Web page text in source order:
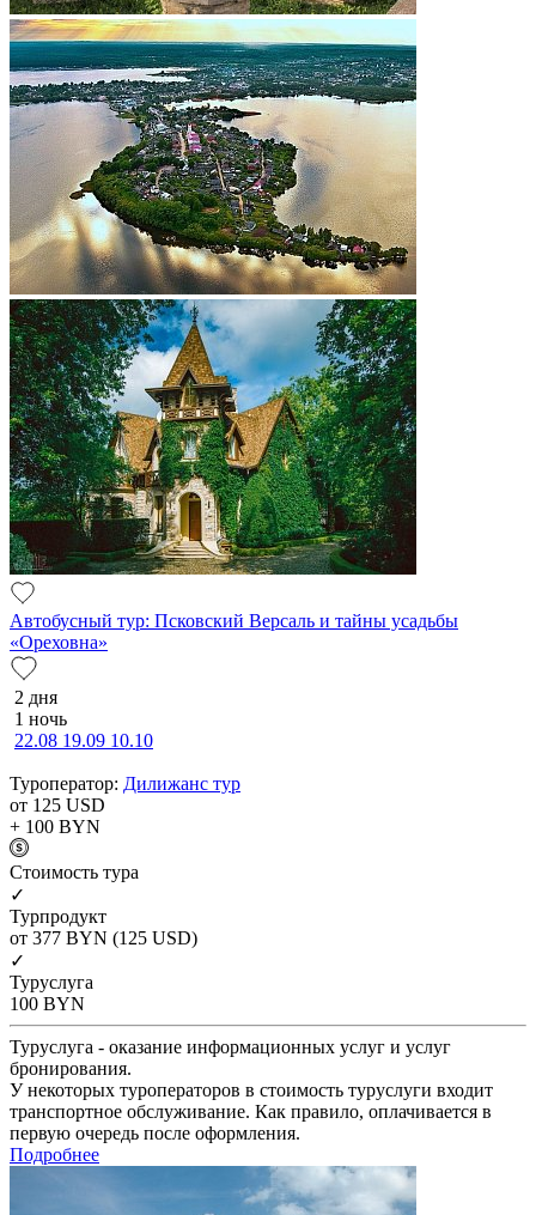
Автобусный тур: Псковский Версаль и тайны усадьбы
«Ореховна»
2 дня
1 ночь
22.08 19.09 10.10
Туроператор: Дилижанс тур
от 125 USD
+ 100 BYN
Cтоимость тура
✓
Турпродукт
от 377 BYN (125 USD)
✓
Туруслуга
100 BYN
Туруслуга - оказание информационных услуг и услуг
бронирования.
У некоторых туроператоров в стоимость туруслуги входит
транспортное обслуживание. Как правило, оплачивается в
первую очередь после оформления.
Подробнее